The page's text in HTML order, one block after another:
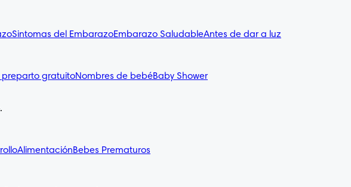
Sintomas del EmbarazoEmbarazo SaludableAntes de dar a luz
preparto gratuitoNombres de bebéBaby Shower
AlimentaciónBebes Prematuros